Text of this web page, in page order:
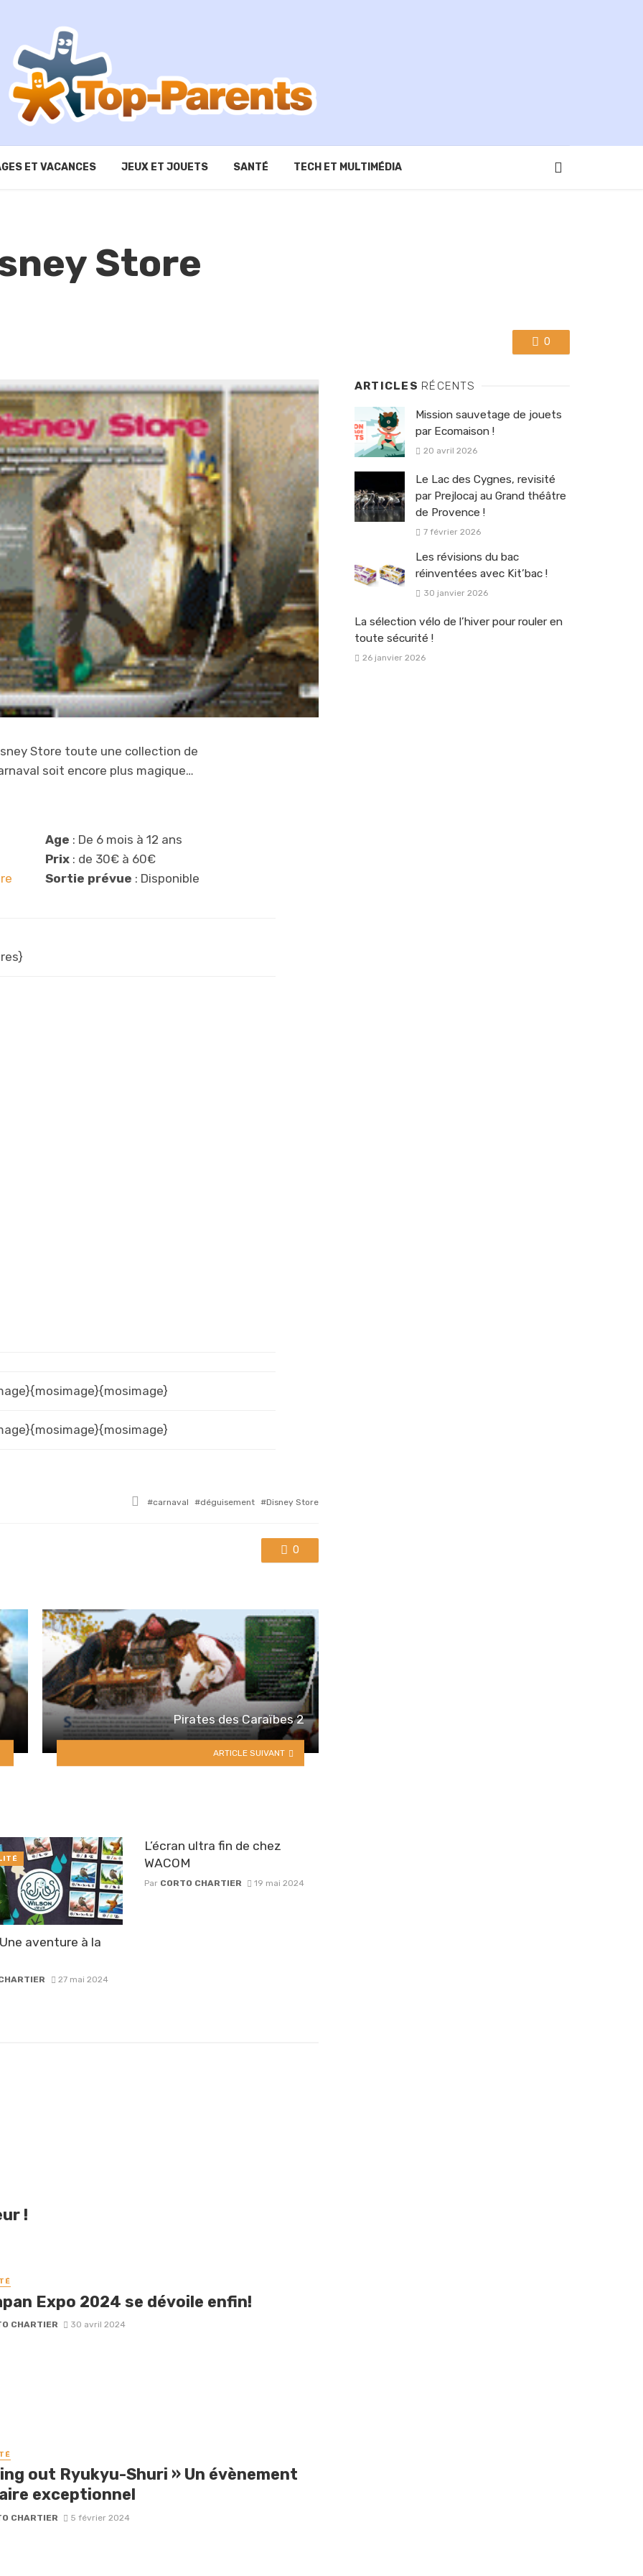
ET VACANCES JEUX ET JOUETS SANTÉ TECH ET MULTIMÉDIA
Store
0
Store toute une collection de
soit encore plus magique…
Age : De 6 mois à 12 ans
Prix: de 30€ à 60€
Sortie prévue : Disponible
Tagged
carnaval déguisement Disney Store
0
Pirates des Caraïbes 2
ARTICLE SUIVANT
aventure à la
27 mai 2024
L’écran ultra fin de chez
WACOM
Par CORTO CHARTIER 19 mai 2024
!
Expo 2024 se dévoile enfin!
CHARTIER 30 avril 2024
out Ryukyu-Shuri » Un évènement
exceptionnel
CHARTIER 5 février 2024
ARTICLES RÉCENTS
Mission sauvetage de jouets
par Ecomaison !
20 avril 2026
Le Lac des Cygnes, revisité
par Prejlocaj au Grand théâtre
de Provence !
7 février 2026
Les révisions du bac
réinventées avec Kit’bac !
30 janvier 2026
La sélection vélo de l’hiver pour rouler en
toute sécurité !
26 janvier 2026